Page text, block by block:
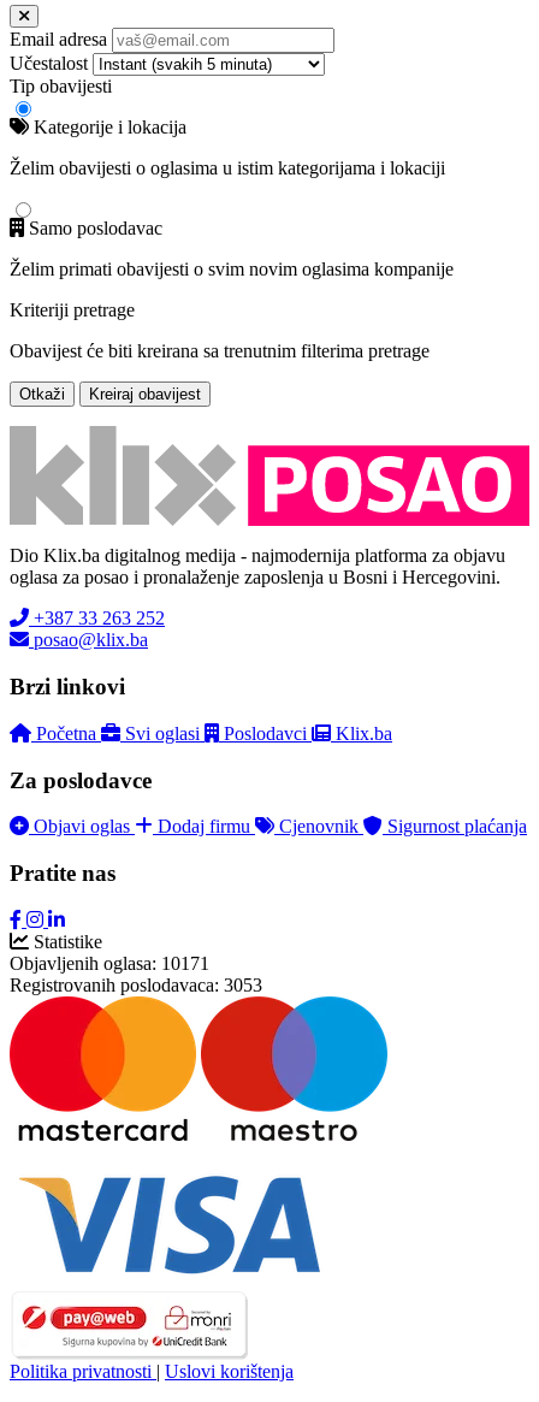
Email adresa
Učestalost
Tip obavijesti
Kategorije i lokacija
Želim obavijesti o oglasima u istim kategorijama i lokaciji
Samo poslodavac
Želim primati obavijesti o svim novim oglasima kompanije
Kriteriji pretrage
Obavijest će biti kreirana sa trenutnim filterima pretrage
Otkaži Kreiraj obavijest
Dio Klix.ba digitalnog medija - najmodernija platforma za objavu
oglasa za posao i pronalaženje zaposlenja u Bosni i Hercegovini.
+387 33 263 252
posao@klix.ba
Brzi linkovi
Početna Svi oglasi Poslodavci Klix.ba
Za poslodavce
Objavi oglas Dodaj firmu Cjenovnik Sigurnost plaćanja
Pratite nas
Statistike
Objavljenih oglasa: 10171
Registrovanih poslodavaca: 3053
Politika privatnosti | Uslovi korištenja